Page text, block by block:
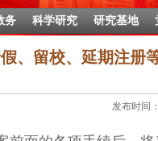
务 科学研究 研究基地
、留校、延期注册
发布时间